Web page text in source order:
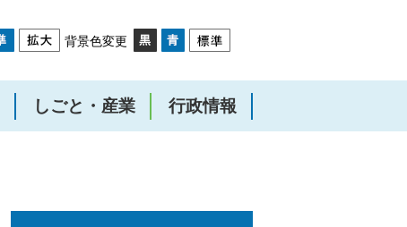
背景色変更
しごと・産業 行政情報